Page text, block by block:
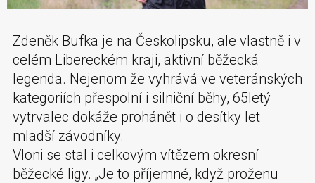
Zdeněk Bufka je na Českolipsku, ale vlastně i v
celém Libereckém kraji, aktivní běžecká
legenda. Nejenom že vyhrává ve veteránských
kategoriích přespolní i silniční běhy, 65letý
vytrvalec dokáže prohánět i o desítky let
mladší závodníky.
Vloni se stal i celkovým vítězem okresní
běžecké ligy. „Je to příjemné, když proženu